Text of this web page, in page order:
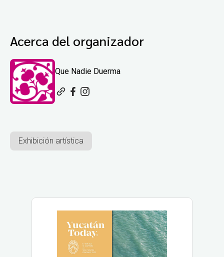
Acerca del organizador
Que Nadie Duerma
Exhibición artística